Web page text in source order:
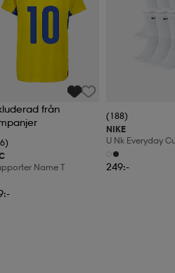
från
Name T
(188)
NIKE
U Nk Everyday
6pr-Bd
249:-